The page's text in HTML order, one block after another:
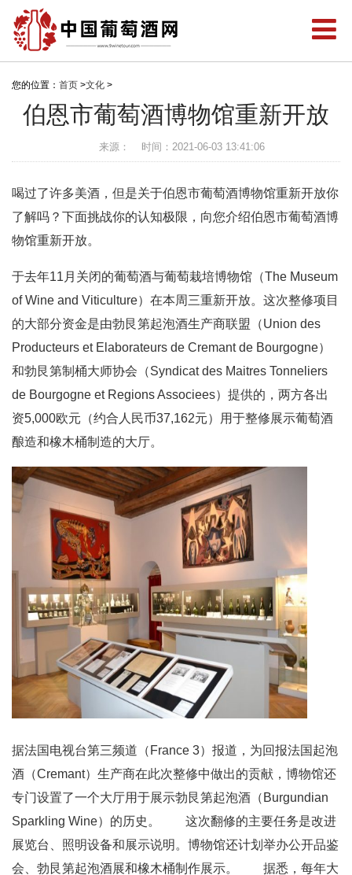
您的位置： 首页 >文化 >
伯恩市葡萄酒博物馆重新开放
来源： 时间：2021-06-03 13:41:06
喝过了许多美酒，但是关于伯恩市葡萄酒博物馆重新开放你
了解吗？下面挑战你的认知极限，向您介绍伯恩市葡萄酒博
物馆重新开放。
于去年11月关闭的葡萄酒与葡萄栽培博物馆（The Museum
of Wine and Viticulture）在本周三重新开放。这次整修项目
的大部分资金是由勃艮第起泡酒生产商联盟（Union des
Producteurs et Elaborateurs de Cremant de Bourgogne）
和勃艮第制桶大师协会（Syndicat des Maitres Tonneliers
de Bourgogne et Regions Associees）提供的，两方各出
资5,000欧元（约合人民币37,162元）用于整修展示葡萄酒
酿造和橡木桶制造的大厅。
据法国电视台第三频道（France 3）报道，为回报法国起泡
酒（Cremant）生产商在此次整修中做出的贡献，博物馆还
专门设置了一个大厅用于展示勃艮第起泡酒（Burgundian
Sparkling Wine）的历史。 这次翻修的主要任务是改进
展览台、照明设备和展示说明。博物馆还计划举办公开品鉴
会、勃艮第起泡酒展和橡木桶制作展示。 据悉，每年大